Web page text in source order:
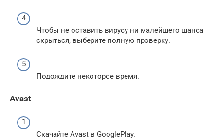
Чтобы не оставить вирусу ни малейшего шанса
скрыться, выберите полную проверку.
Подождите некоторое время.
Avast
Скачайте Avast в GooglePlay.